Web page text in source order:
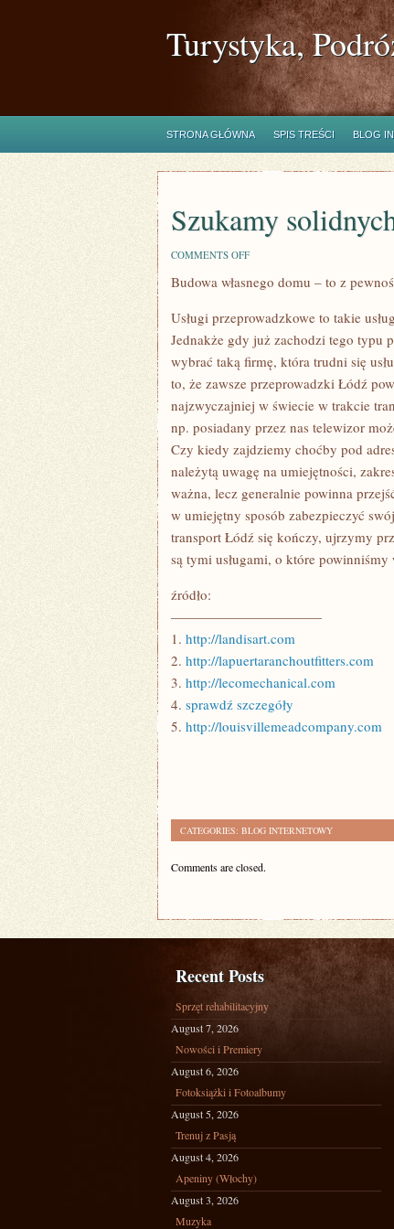
Turystyka,
STRONA GŁÓWNA SPIS TREŚCI BLOG
Szukamy
COMMENTS OFFON
SOLIDNYCH
Budowa własnego domu – to z
Usługi przeprowadzkowe to takie
Jednakże gdy już zachodzi tego typu
wybrać taką firmę, która trudni się
to, że zawsze przeprowadzki Łódź
najzwyczajniej w świecie w trakcie
np. posiadany przez nas telewizor
Czy kiedy zajdziemy choćby pod
należytą uwagę na umiejętności,
ważna, lecz generalnie powinna
w umiejętny sposób zabezpieczyć
transport Łódź się kończy, ujrzymy
są tymi usługami, o które
źródło:
———————————
1. http://landisart.com
2. http://lapuertaranchoutfitters.com
3. http://lecomechanical.com
4. sprawdź szczegóły
5. http://louisvillemeadcompany.com
CATEGORIES: BLOG INTERNETOWY
Comments are closed.
Recent Posts
Sprzęt rehabilitacyjny
August 7, 2026
Nowości i Premiery
August 6, 2026
Fotoksiążki i Fotoalbumy
August 5, 2026
Trenuj z Pasją
August 4, 2026
Apeniny (Włochy)
August 3, 2026
Muzyka